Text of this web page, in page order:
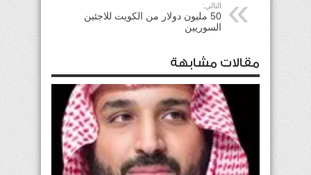
التالي:
50 مليون دولار من الكويت للاجئين
السوريين
مقالات مشابهة